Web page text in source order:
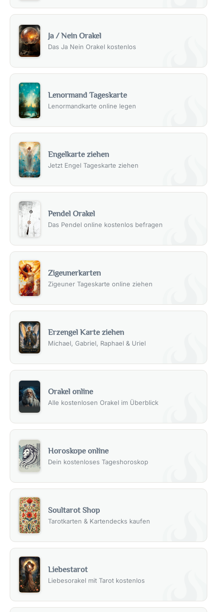
Ja / Nein Orakel
Das Ja Nein Orakel kostenlos
Lenormand Tageskarte
Lenormandkarte online legen
Engelkarte ziehen
Jetzt Engel Tageskarte ziehen
Pendel Orakel
Das Pendel online kostenlos befragen
Zigeunerkarten
Zigeuner Tageskarte online ziehen
Erzengel Karte ziehen
Michael, Gabriel, Raphael & Uriel
Orakel online
Alle kostenlosen Orakel im Überblick
Horoskope online
Dein kostenloses Tageshoroskop
Soultarot Shop
Tarotkarten & Kartendecks kaufen
Liebestarot
Liebesorakel mit Tarot kostenlos